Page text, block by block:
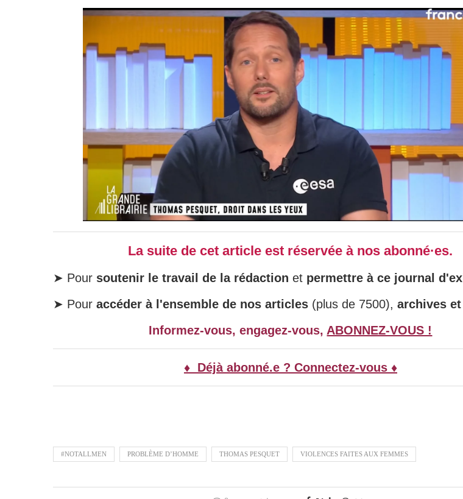
La suite de cet article est réservée à nos abonné·es.
➤ Pour soutenir le travail de la rédaction et permettre à ce journal
➤ Pour accéder à l'ensemble de nos articles (plus de 7500), archives
Informez-vous, engagez-vous, ABONNEZ-VOUS !
♦ Déjà abonné.e ? Connectez-vous ♦
#NOTALLMEN PROBLÈME D’HOMME THOMAS PESQUET VIOLENCES FAITES AUX FEMMES